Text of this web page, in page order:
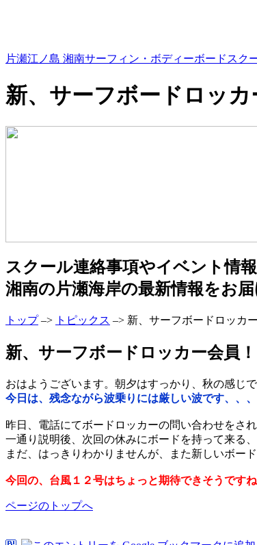
片瀬江ノ島 湘南サーフィン・ボディーボードスク
新、サーフボードロッ
スクール連絡事項やイベント情
湘南の片瀬海岸の最新情報をお届
トップ–> トピックス –> 新、サーフボードロッ
新、サーフボードロッカー会員
おはようございます。朝夕はすっかり、秋の感じで
今日は、残念ながら波乗りには厳しい波です、、、
昨日、電話にてボードロッカーの問い合わせをさ
一通り説明後、次回の休みにボードを持って来る、
まだ、はっきりわかりませんが、また新しいボ
今回の、台風１２号はちょっと期待できそうです
ページのトップへ